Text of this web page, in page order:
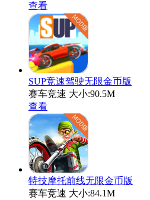
查看
SUP竞速驾驶无限金币版
赛车竞速 大小:90.5M
查看
特技摩托前线无限金币版
赛车竞速 大小:84.1M